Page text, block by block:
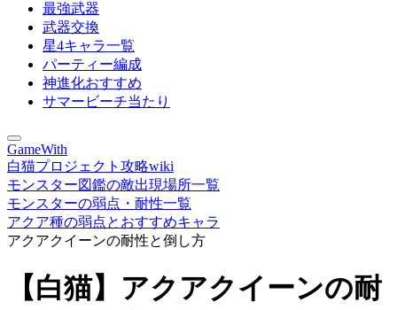
最強武器
武器交換
星4キャラ一覧
パーティー編成
神進化おすすめ
サマービーチ当たり
GameWith
白猫プロジェクト攻略wiki
モンスター図鑑の敵出現場所一覧
モンスターの弱点・耐性一覧
アクア種の弱点とおすすめキャラ
アクアクイーンの耐性と倒し方
【白猫】アクアクイーンの耐